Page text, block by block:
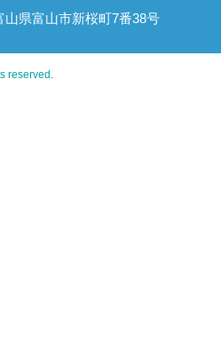
県富山市新桜町7番38号
reserved.